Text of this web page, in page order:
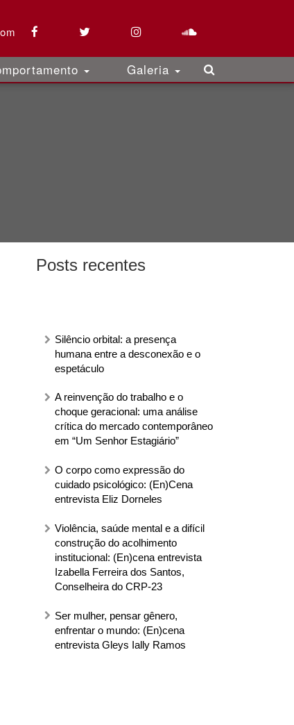
Galeria
Posts recentes
Silêncio orbital: a presença
humana entre a desconexão e o
espetáculo
A reinvenção do trabalho e o
choque geracional: uma análise
crítica do mercado contemporâneo
em “Um Senhor Estagiário”
O corpo como expressão do
cuidado psicológico: (En)Cena
entrevista Eliz Dorneles
Violência, saúde mental e a difícil
construção do acolhimento
institucional: (En)cena entrevista
Izabella Ferreira dos Santos,
Conselheira do CRP-23
Ser mulher, pensar gênero,
enfrentar o mundo: (En)cena
entrevista Gleys Ially Ramos